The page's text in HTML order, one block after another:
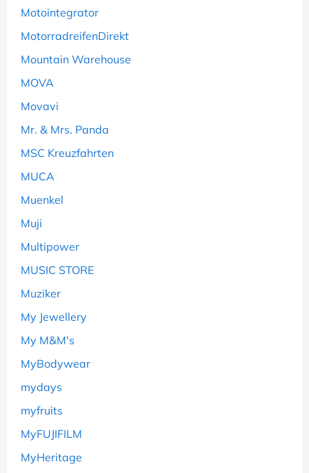
Motointegrator
MotorradreifenDirekt
Mountain Warehouse
MOVA
Movavi
Mr. & Mrs. Panda
MSC Kreuzfahrten
MUCA
Muenkel
Muji
Multipower
MUSIC STORE
Muziker
My Jewellery
My M&M's
MyBodywear
mydays
myfruits
MyFUJIFILM
MyHeritage